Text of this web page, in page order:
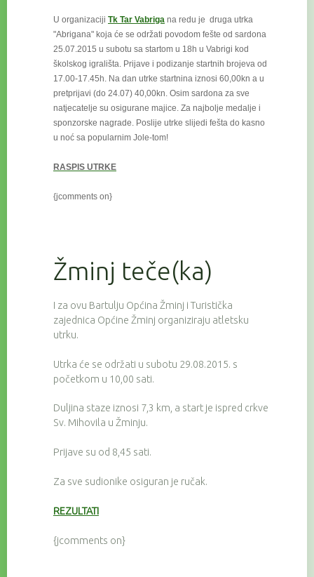
U organizaciji Tk Tar Vabriga na redu je druga utrka
"Abrigana" koja će se održati povodom fešte od sardona
25.07.2015 u subotu sa startom u 18h u Vabrigi kod
školskog igrališta. Prijave i podizanje startnih brojeva od
17.00-17.45h. Na dan utrke startnina iznosi 60,00kn a u
pretprijavi (do 24.07) 40,00kn. Osim sardona za sve
natjecatelje su osigurane majice. Za najbolje medalje i
sponzorske nagrade. Poslije utrke slijedi fešta do kasno
u noć sa popularnim Jole-tom!
RASPIS UTRKE
{jcomments on}
Žminj teče(ka)
I za ovu Bartulju Općina Žminj i Turistička
zajednica Općine Žminj organiziraju atletsku
utrku.
Utrka će se održati u subotu 29.08.2015. s
početkom u 10,00 sati.
Duljina staze iznosi 7,3 km, a start je ispred crkve
Sv. Mihovila u Žminju.
Prijave su od 8,45 sati.
Za sve sudionike osiguran je ručak.
REZULTATI
{jcomments on}